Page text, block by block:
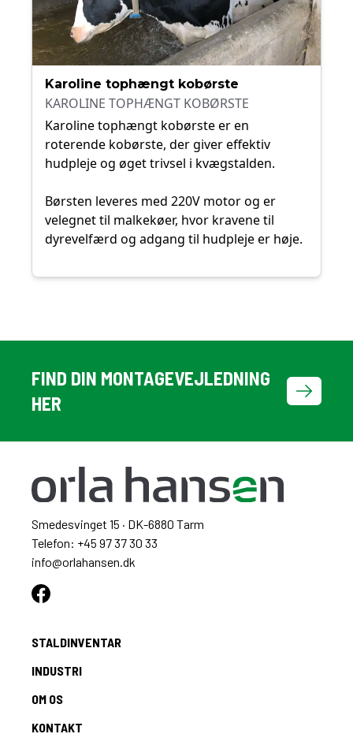
Karoline tophængt kobørste
KAROLINE TOPHÆNGT KOBØRSTE
Karoline tophængt kobørste er en
roterende kobørste, der giver effektiv
hudpleje og øget trivsel i kvægstalden.
Børsten leveres med 220V motor og er
velegnet til malkekøer, hvor kravene til
dyrevelfærd og adgang til hudpleje er høje.
FIND DIN MONTAGEVEJLEDNING
HER
STALDINVENTAR
INDUSTRI
OM OS
KONTAKT
Smedesvinget 15 · DK-6880 Tarm
Telefon: +45 97 37 30 33
info@orlahansen.dk